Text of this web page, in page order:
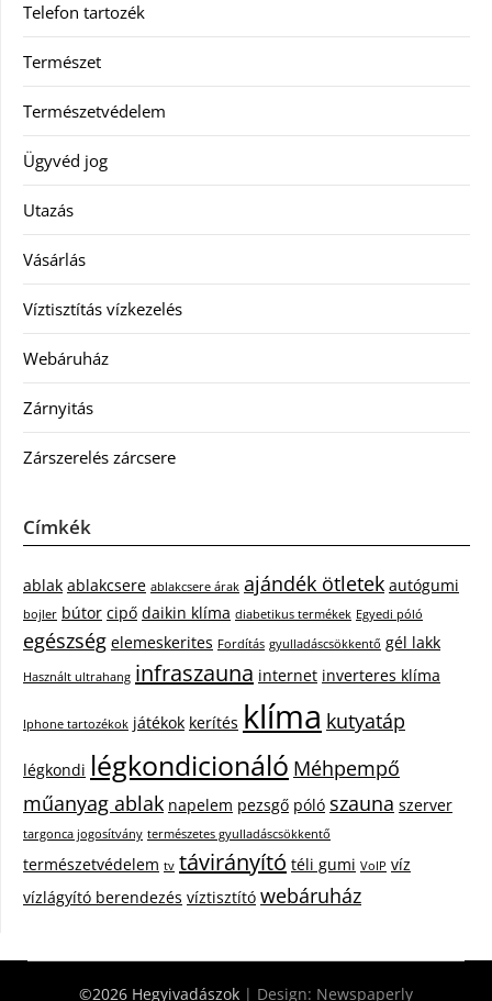
Telefon tartozék
Természet
Természetvédelem
Ügyvéd jog
Utazás
Vásárlás
Víztisztítás vízkezelés
Webáruház
Zárnyitás
Zárszerelés zárcsere
Címkék
ablak ablakcsere ablakcsere árak ajándék ötletek autógumi
bojler bútor cipő daikin klíma diabetikus termékek Egyedi póló
egészség elemeskerites Fordítás gyulladáscsökkentő gél lakk
Használt ultrahang infraszauna internet inverteres klíma
Iphone tartozékok játékok kerítés klíma kutyatáp
légkondi légkondicionáló Méhpempő
műanyag ablak napelem pezsgő póló szauna szerver
targonca jogosítvány természetes gyulladáscsökkentő
természetvédelem tv távirányító téli gumi VoIP víz
vízlágyító berendezés víztisztító webáruház
©2026 Hegyivadászok | Design: Newspaperly